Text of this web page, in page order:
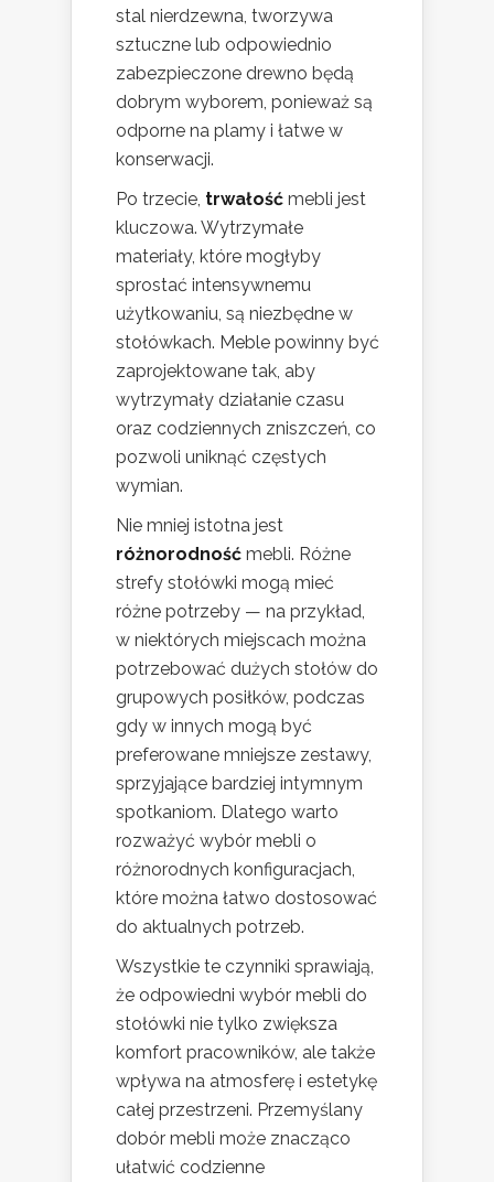
stal nierdzewna, tworzywa
sztuczne lub odpowiednio
zabezpieczone drewno będą
dobrym wyborem, ponieważ są
odporne na plamy i łatwe w
konserwacji.
Po trzecie, trwałość mebli jest
kluczowa. Wytrzymałe
materiały, które mogłyby
sprostać intensywnemu
użytkowaniu, są niezbędne w
stołówkach. Meble powinny być
zaprojektowane tak, aby
wytrzymały działanie czasu
oraz codziennych zniszczeń, co
pozwoli uniknąć częstych
wymian.
Nie mniej istotna jest
różnorodność mebli. Różne
strefy stołówki mogą mieć
różne potrzeby — na przykład,
w niektórych miejscach można
potrzebować dużych stołów do
grupowych posiłków, podczas
gdy w innych mogą być
preferowane mniejsze zestawy,
sprzyjające bardziej intymnym
spotkaniom. Dlatego warto
rozważyć wybór mebli o
różnorodnych konfiguracjach,
które można łatwo dostosować
do aktualnych potrzeb.
Wszystkie te czynniki sprawiają,
że odpowiedni wybór mebli do
stołówki nie tylko zwiększa
komfort pracowników, ale także
wpływa na atmosferę i estetykę
całej przestrzeni. Przemyślany
dobór mebli może znacząco
ułatwić codzienne